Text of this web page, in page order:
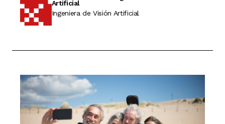
Artificial
Ingeniera de Visión Artificial